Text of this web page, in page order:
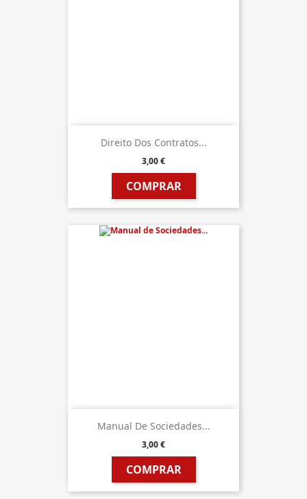
Direito Dos Contratos...
3,00 €
COMPRAR
Manual De Sociedades...
3,00 €
COMPRAR